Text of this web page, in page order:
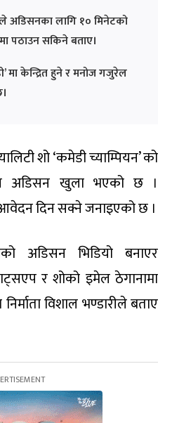
अडिसनका लागि १० मिनेटको
पठाउन सकिने बताए।
मा केन्द्रित हुने र मनोज गजुरेल
शो ‘कमेडी च्याम्पियन’ को
अडिसन खुला भएको छ ।
दिन सक्ने जनाइएको छ ।
अडिसन भिडियो बनाएर
र शोको इमेल ठेगानामा
विशाल भण्डारीले बताए